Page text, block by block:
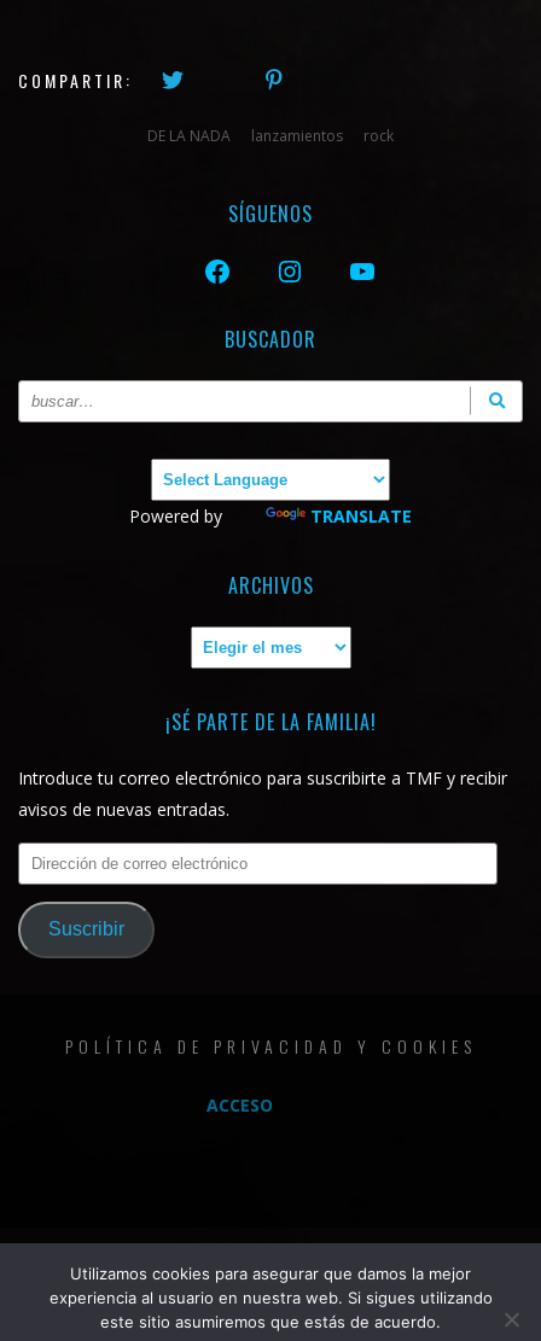
COMPARTIR:
DE LA NADA lanzamientos rock
SÍGUENOS
FACEBOOKINSTAGRAMYOUTUBE
BUSCADOR
Powered by TRANSLATE
ARCHIVOS
Archivos
¡SÉ PARTE DE LA FAMILIA!
Introduce tu correo electrónico para suscribirte a TMF y recibir
avisos de nuevas entradas.
Dirección
de
correo
electrónico
Suscribir
POLÍTICA DE PRIVACIDAD Y COOKIES
ACCESO
Utilizamos cookies para asegurar que damos la mejor
experiencia al usuario en nuestra web. Si sigues utilizando
este sitio asumiremos que estás de acuerdo.